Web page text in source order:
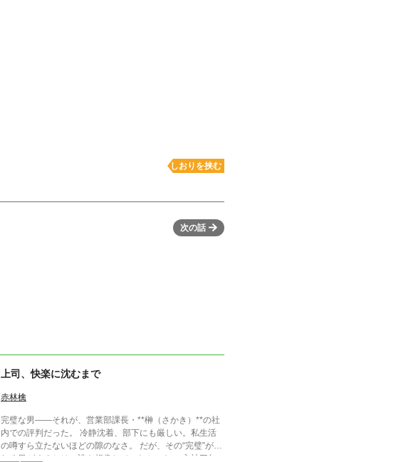
しおりを挟む
次の話
上司、快楽に沈むまで
赤林檎
完璧な男――それが、営業部課長・**榊（さかき）**の社
内での評判だった。 冷静沈着、部下にも厳しい。私生活
の噂すら立たないほどの隙のなさ。 だが、その“完璧”が崩
れる日がくるとは、誰も想像していなかった。 入社三年